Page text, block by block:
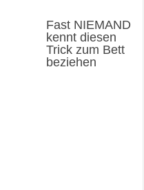
Fast NIEMAND
kennt diesen
Trick zum Bett
beziehen